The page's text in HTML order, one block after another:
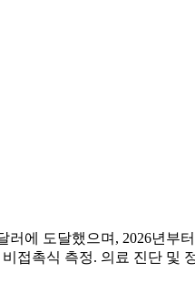
에 도달했으며, 2026년부
촉식 측정. 의료 진단 및